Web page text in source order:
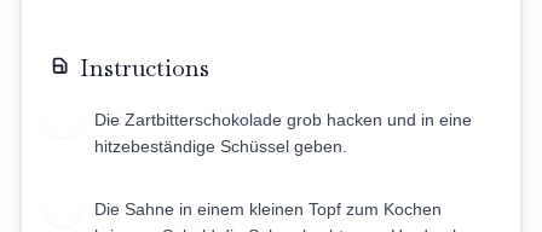
Instructions
Die Zartbitterschokolade grob hacken und in eine
hitzebeständige Schüssel geben.
Die Sahne in einem kleinen Topf zum Kochen